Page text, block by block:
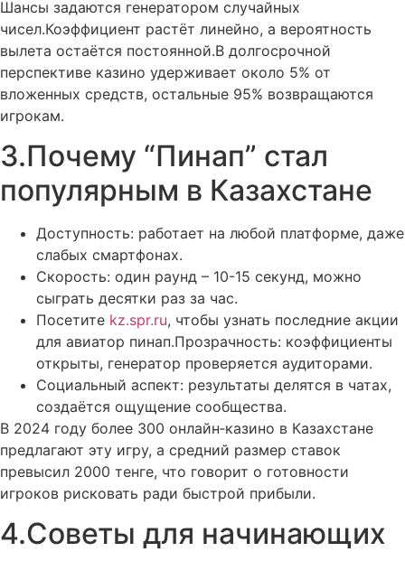
Шансы задаются генератором случайных
чисел.Коэффициент растёт линейно, а вероятность
вылета остаётся постоянной.В долгосрочной
перспективе казино удерживает около 5% от
вложенных средств, остальные 95% возвращаются
игрокам.
3.Почему “Пинап” стал
популярным в Казахстане
Доступность: работает на любой платформе, даже
слабых смартфонах.
Скорость: один раунд – 10-15 секунд, можно
сыграть десятки раз за час.
Посетите kz.spr.ru, чтобы узнать последние акции
для авиатор пинап.Прозрачность: коэффициенты
открыты, генератор проверяется аудиторами.
Социальный аспект: результаты делятся в чатах,
создаётся ощущение сообщества.
В 2024 году более 300 онлайн‑казино в Казахстане
предлагают эту игру, а средний размер ставок
превысил 2000 тенге, что говорит о готовности
игроков рисковать ради быстрой прибыли.
4.Советы для начинающих